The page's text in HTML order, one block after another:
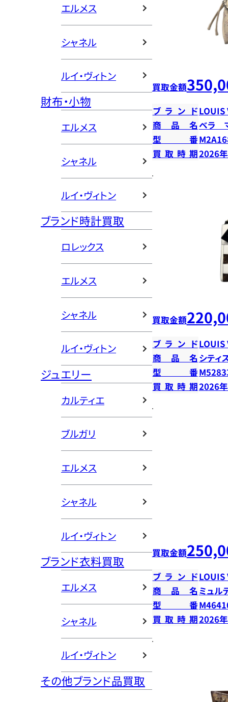
エルメス
シャネル
ルイ・ヴィトン
財布・小物
エルメス
シャネル
ルイ・ヴィトン
ブランド時計買取
ロレックス
エルメス
シャネル
ルイ・ヴィトン
ジュエリー
カルティエ
ブルガリ
エルメス
シャネル
ルイ・ヴィトン
ブランド衣料買取
エルメス
シャネル
ルイ・ヴィトン
その他ブランド品買取
買取金額
ブランドLOUIS
商品名ベラ
型番
買取時期2026
買取金額
ブランドLOUIS
商品名 シティ
型番
買取時期2026
買取金額
ブランドLOUIS
商品名 ミュル
型番
買取時期2026